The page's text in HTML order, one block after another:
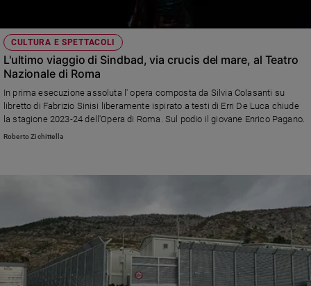
CULTURA E SPETTACOLI
L'ultimo viaggio di Sindbad, via crucis del mare, al Teatro
Nazionale di Roma
In prima esecuzione assoluta l' opera composta da Silvia Colasanti su
libretto di Fabrizio Sinisi liberamente ispirato a testi di Erri De Luca chiude
la stagione 2023-24 dell'Opera di Roma. Sul podio il giovane Enrico Pagano.
Roberto Zichittella